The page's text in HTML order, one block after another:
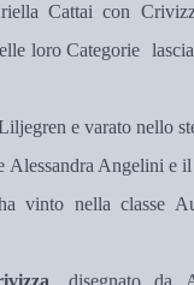
Cattai con
loro Categorie
e varato nello
Alessandra Angelini e il
vinto nella classe